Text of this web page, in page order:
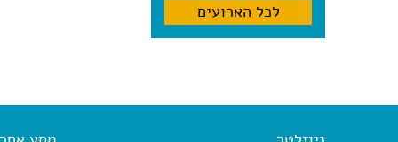
לכל הארועים